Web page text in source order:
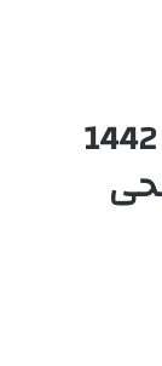
صور خروف العيد مضحكة 1442